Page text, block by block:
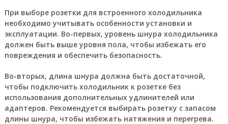
При выборе розетки для встроенного холодильника
необходимо учитывать особенности установки и
эксплуатации. Во-первых, уровень шнура холодильника
должен быть выше уровня пола, чтобы избежать его
повреждения и обеспечить безопасность.
Во-вторых, длина шнура должна быть достаточной,
чтобы подключить холодильник к розетке без
использования дополнительных удлинителей или
адаптеров. Рекомендуется выбирать розетку с запасом
длины шнура, чтобы избежать натяжения и перегрева.